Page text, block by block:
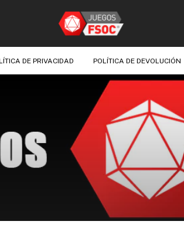
DE PRIVACIDAD POLÍTICA DE DEVOLUCIÓN